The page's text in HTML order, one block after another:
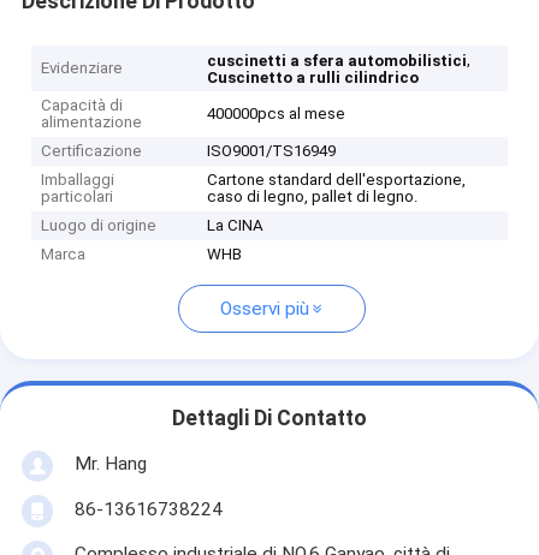
Evidenziare cuscinetti a sfera automobilistici,
Cuscinetto a rulli cilindrico
Capacità di
alimentazione
400000pcs al mese
Certificazione
ISO9001/TS16949
Imballaggi
particolari
Cartone standard dell'esportazione,
caso di legno, pallet di legno.
Luogo di origine
La CINA
Marca
WHB
Osservi più
Dettagli Di Contatto
Mr. Hang
86-13616738224